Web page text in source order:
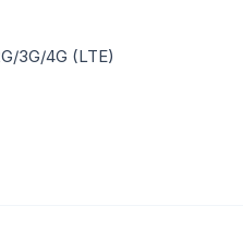
3G/4G (LTE)